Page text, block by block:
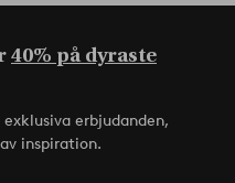
40% på dyraste
erbjudanden,
inspiration.